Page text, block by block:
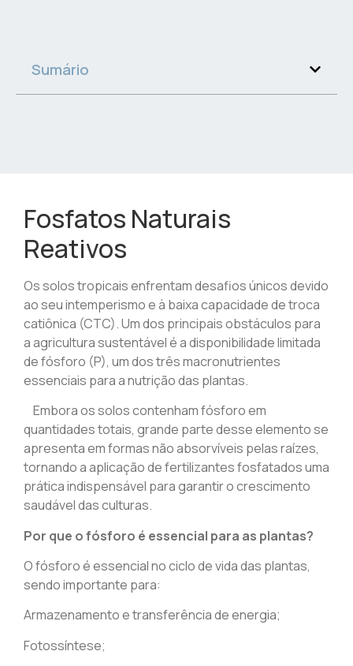
Sumário
Fosfatos Naturais
Reativos
Os solos tropicais enfrentam desafios únicos devido
ao seu intemperismo e à baixa capacidade de troca
catiônica (CTC). Um dos principais obstáculos para
a agricultura sustentável é a disponibilidade limitada
de fósforo (P), um dos três macronutrientes
essenciais para a nutrição das plantas.
Embora os solos contenham fósforo em
quantidades totais, grande parte desse elemento se
apresenta em formas não absorvíveis pelas raízes,
tornando a aplicação de fertilizantes fosfatados uma
prática indispensável para garantir o crescimento
saudável das culturas.
Por que o fósforo é essencial para as plantas?
O fósforo é essencial no ciclo de vida das plantas,
sendo importante para:
Armazenamento e transferência de energia;
Fotossíntese;